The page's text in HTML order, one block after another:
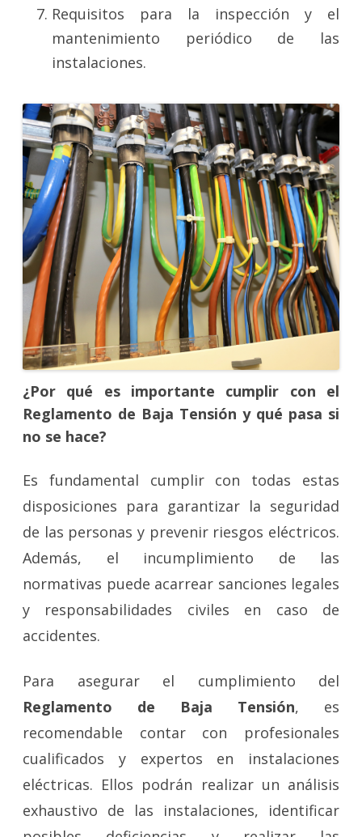
Requisitos para la inspección y el
mantenimiento periódico de las
instalaciones.
¿Por qué es importante cumplir con el
Reglamento de Baja Tensión y qué pasa si
no se hace?
Es fundamental cumplir con todas estas
disposiciones para garantizar la seguridad
de las personas y prevenir riesgos eléctricos.
Además, el incumplimiento de las
normativas puede acarrear sanciones legales
y responsabilidades civiles en caso de
accidentes.
Para asegurar el cumplimiento del
Reglamento de Baja Tensión, es
recomendable contar con profesionales
cualificados y expertos en instalaciones
eléctricas. Ellos podrán realizar un análisis
exhaustivo de las instalaciones, identificar